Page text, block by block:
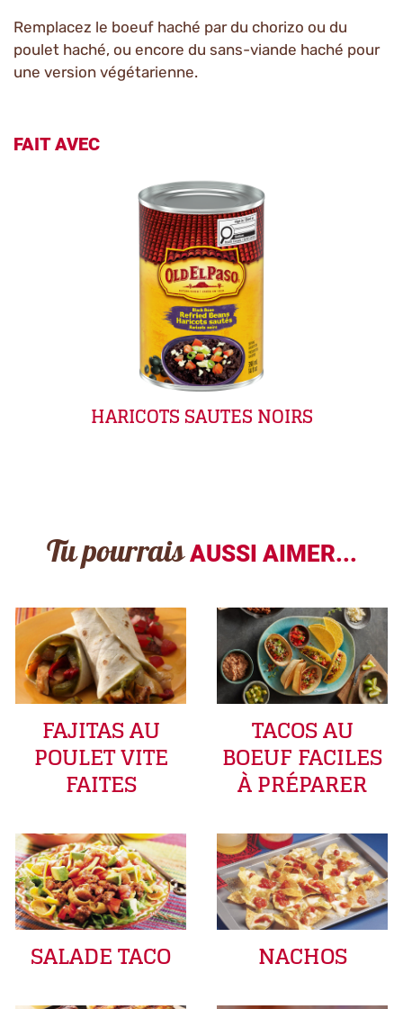
Remplacez le boeuf haché par du chorizo ou du
poulet haché, ou encore du sans-viande haché pour
une version végétarienne.
FAIT AVEC
HARICOTS SAUTES NOIRS
Tu pourrais AUSSI AIMER...
FAJITAS AU
POULET VITE
FAITES
TACOS AU
BOEUF FACILES
À PRÉPARER
SALADE TACO NACHOS